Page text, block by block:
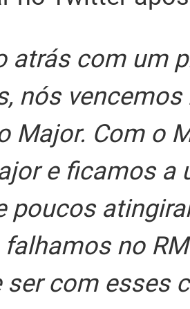
atrás com um
nós
Major. Com o
e ficamos a
poucos
falhamos no
ser com esses